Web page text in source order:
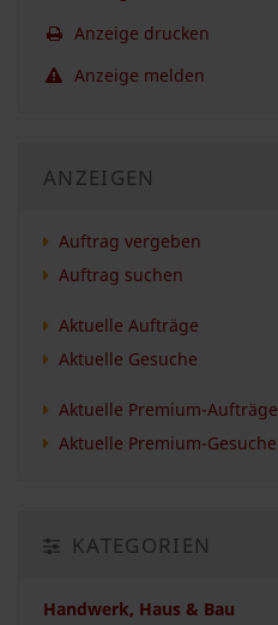
Anzeige drucken
Anzeige melden
ANZEIGEN
Auftrag vergeben
Auftrag suchen
Aktuelle Aufträge
Aktuelle Gesuche
Aktuelle Premium-Aufträge
Aktuelle Premium-Gesuche
KATEGORIEN
Handwerk, Haus & Bau